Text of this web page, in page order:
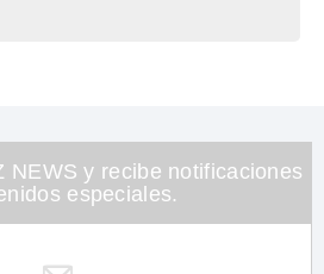
NEWS y recibe notificaciones
especiales.